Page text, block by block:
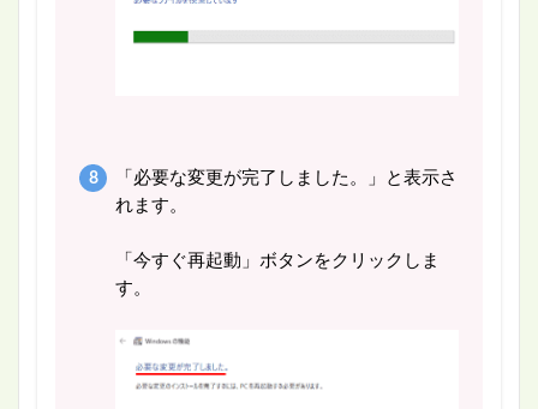
「必要な変更が完了しました。」と表示さ
れます。
「今すぐ再起動」ボタンをクリックしま
す。